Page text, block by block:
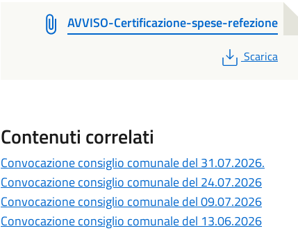
AVVISO-Certificazione-spese-refezione
PDF
Scarica
Contenuti correlati
Convocazione consiglio comunale del 31.07.2026.
Convocazione consiglio comunale del 24.07.2026
Convocazione consiglio comunale del 09.07.2026
Convocazione consiglio comunale del 13.06.2026